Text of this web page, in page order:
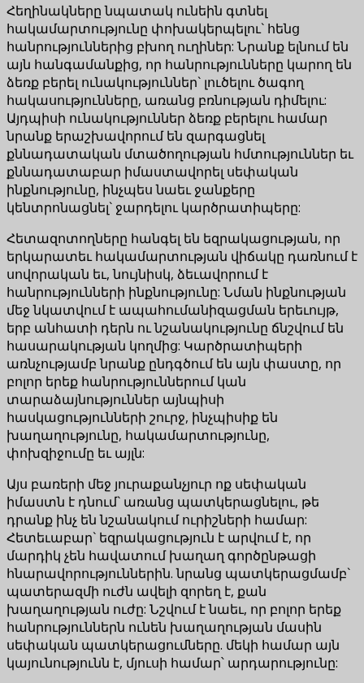
Հեղինակները նպատակ ունեին գտնել
հակամարտությունը փոխակերպելու` հենց
հանրություններից բխող ուղիներ: Նրանք ելնում են
այն հանգամանքից, որ հանրությունները կարող են
ձեռք բերել ունակություններ` լուծելու ծագող
հակասությունները, առանց բռնության դիմելու:
Այդպիսի ունակություններ ձեռք բերելու համար
նրանք երաշխավորում են զարգացնել
քննադատական մտածողության հմտություններ եւ
քննադատաբար իմաստավորել սեփական
ինքնությունը, ինչպես նաեւ ջանքերը
կենտրոնացնել` ջարդելու կարծրատիպերը:
Հետազոտողները հանգել են եզրակացության, որ
երկարատեւ հակամարտության վիճակը դառնում է
սովորական եւ, նույնիսկ, ձեւավորում է
հանրությունների ինքնությունը: Նման ինքնության
մեջ նկատվում է ապահումանիզացման երեւույթ,
երբ անհատի դերն ու նշանակությունը ճնշվում են
հասարակության կողմից: Կարծրատիպերի
առնչությամբ նրանք ընդգծում են այն փաստը, որ
բոլոր երեք հանրություններում կան
տարաձայնություններ այնպիսի
հասկացությունների շուրջ, ինչպիսիք են
խաղաղությունը, հակամարտությունը,
փոխզիջումը եւ այլն:
Այս բառերի մեջ յուրաքանչյուր ոք սեփական
իմաստն է դնում` առանց պատկերացնելու, թե
դրանք ինչ են նշանակում ուրիշների համար:
Հետեւաբար` եզրակացություն է արվում է, որ
մարդիկ չեն հավատում խաղաղ գործընթացի
հնարավորություններին. նրանց պատկերացմամբ`
պատերազմի ուժն ավելի զորեղ է, քան
խաղաղության ուժը: Նշվում է նաեւ, որ բոլոր երեք
հանրություններն ունեն խաղաղության մասին
սեփական պատկերացումները. մեկի համար այն
կայունությունն է, մյուսի համար՝ արդարությունը: